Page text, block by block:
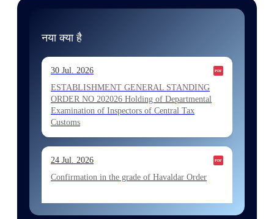
नया क्या है
30 Jul. 2026
ESTABLISHMENT GENERAL STANDING
ORDER NO 202026 Holding of Departmental
Examination of Inspectors of Central Tax
Customs
24 Jul. 2026
Confirmation in the grade of Havaldar Order